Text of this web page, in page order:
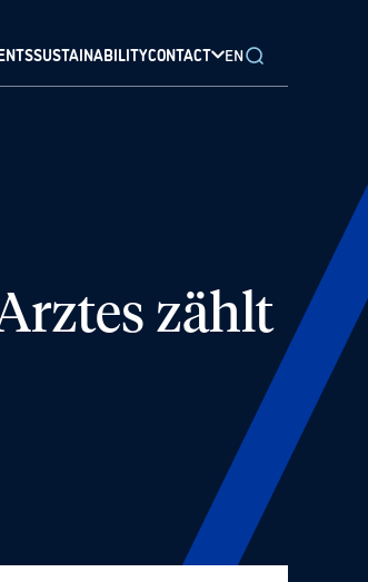
SUSTAINABILITYCONTACT EN
zählt